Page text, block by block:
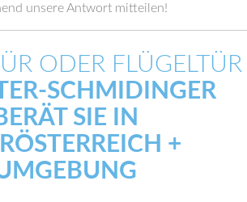
unsere Antwort mitteilen!
ODER FLÜGELTÜR
SCHMIDINGER
SIE IN
+